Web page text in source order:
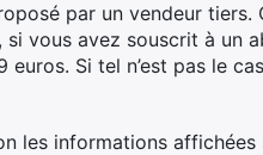
par un vendeur
vous avez souscrit à un
Si tel n’est pas le
les informations